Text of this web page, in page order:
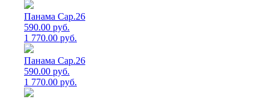
Панама Cap.26
590.00 руб.
1 770.00 руб.
Панама Cap.26
590.00 руб.
1 770.00 руб.